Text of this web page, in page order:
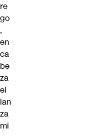
re
go
,
en
ca
be
za
el
lan
za
mi